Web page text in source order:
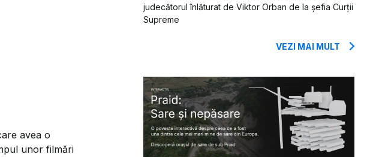
avea o
unor filmări
judecătorul înlăturat de Viktor Orban de la șefia Curții
Supreme
VEZI MAI MULT